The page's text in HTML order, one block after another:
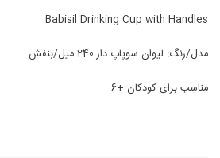
Babisil Drinking Cup with Handles
مدل/رنگ: لیوان سوپاپ دار 240 میل/بنفش
مناسب برای کودکان +6